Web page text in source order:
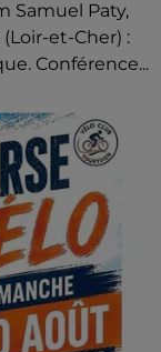
Samuel Paty,
et-Cher) :
Conférence...